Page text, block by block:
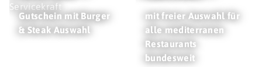
Gutschein mit Burger
& Steak Auswahl
mit freier Auswahl für
alle mediterranen
Restaurants
bundesweit